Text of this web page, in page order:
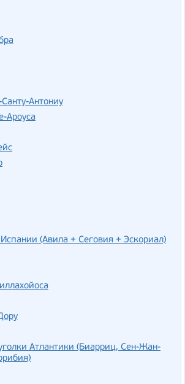
Антониу
Ароуса
(Авила + Сеговия + Эскориал)
Атлантики (Биарриц, Сен-Жан-